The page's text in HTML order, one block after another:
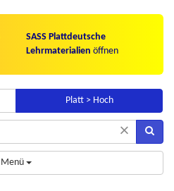
SASS Plattdeutsche
Lehrmaterialien öffnen
Platt > Hoch
×
Menü